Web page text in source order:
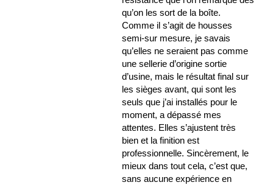
qu’on les sort de la boîte.
Comme il s’agit de housses
semi-sur mesure, je savais
qu’elles ne seraient pas comme
une sellerie d’origine sortie
d’usine, mais le résultat final sur
les sièges avant, qui sont les
seuls que j’ai installés pour le
moment, a dépassé mes
attentes. Elles s’ajustent très
bien et la finition est
professionnelle. Sincèrement, le
mieux dans tout cela, c’est que,
sans aucune expérience en